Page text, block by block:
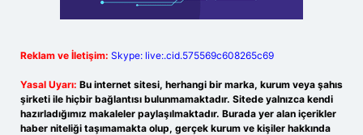
Reklam ve İletişim: Skype: live:.cid.575569c608265c69
Yasal Uyarı: Bu internet sitesi, herhangi bir marka, kurum veya şahıs
şirketi ile hiçbir bağlantısı bulunmamaktadır. Sitede yalnızca kendi
hazırladığımız makaleler paylaşılmaktadır. Burada yer alan içerikler
haber niteliği taşımamakta olup, gerçek kurum ve kişiler hakkında